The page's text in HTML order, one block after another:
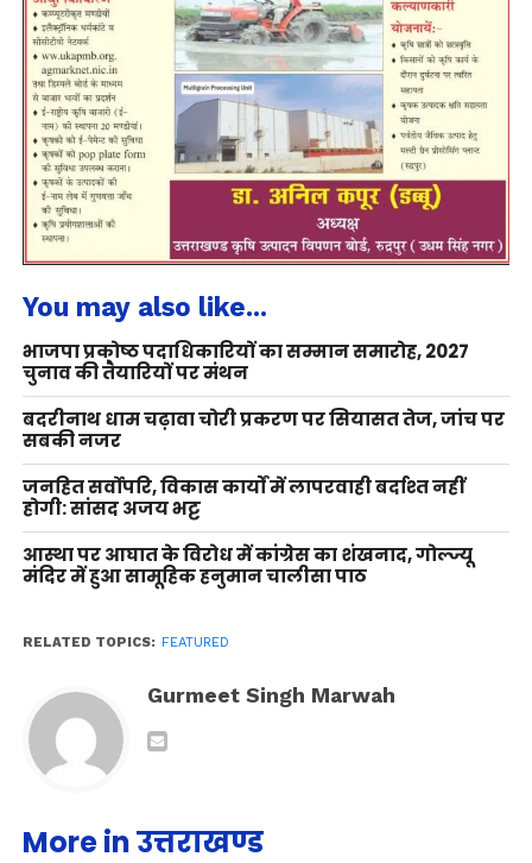
You may also like...
भाजपा प्रकोष्ठ पदाधिकारियों का सम्मान समारोह, 2027
चुनाव की तैयारियों पर मंथन
बदरीनाथ धाम चढ़ावा चोरी प्रकरण पर सियासत तेज, जांच पर
सबकी नजर
जनहित सर्वोपरि, विकास कार्यों में लापरवाही बर्दाश्त नहीं
होगी: सांसद अजय भट्ट
आस्था पर आघात के विरोध में कांग्रेस का शंखनाद, गोल्ज्यू
मंदिर में हुआ सामूहिक हनुमान चालीसा पाठ
RELATED TOPICS: FEATURED
Gurmeet Singh Marwah
More in उत्तराखण्ड